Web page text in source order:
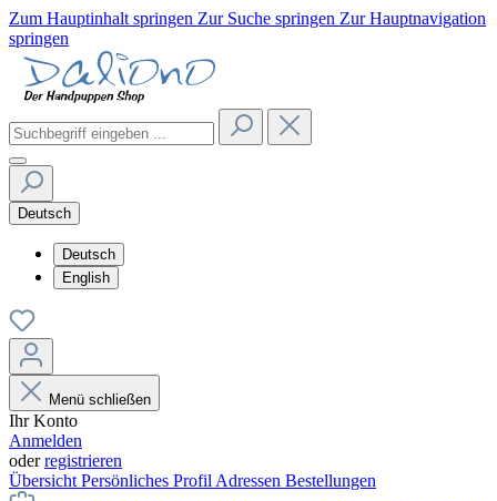
Zum Hauptinhalt springen Zur Suche springen Zur Hauptnavigation
springen
Deutsch
Deutsch
English
Menü schließen
Ihr Konto
Anmelden
oderregistrieren
Übersicht Persönliches Profil Adressen Bestellungen